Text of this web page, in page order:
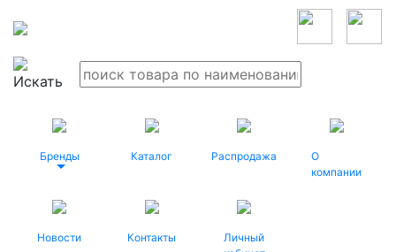
Бренды Каталог Распродажа
О
компании
Новости Контакты
Личный